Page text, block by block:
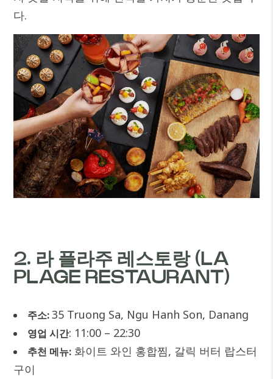
다.
2. 라 플라주 레스토랑 (LA
PLAGE RESTAURANT)
주소:35 Truong Sa, Ngu Hanh Son, Danang
영업 시간: 11:00 – 22:30
추천 메뉴: 화이트 와인 홍합찜, 갈릭 버터 랍스터
구이